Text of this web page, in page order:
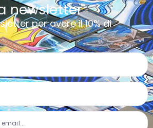
newsletter
per avere il 10% di